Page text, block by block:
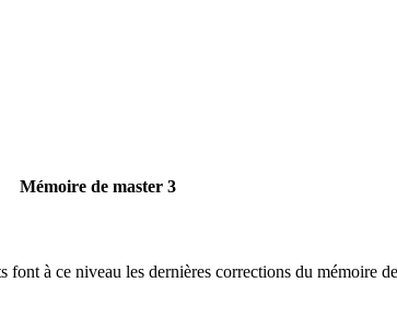
Mémoire de master 3
à ce niveau les dernières corrections du mémoire